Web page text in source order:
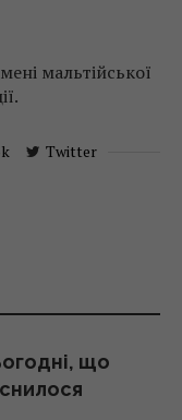
мальтійської
Twitter
що